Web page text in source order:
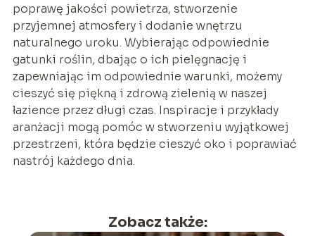
poprawę jakości powietrza, stworzenie
przyjemnej atmosfery i dodanie wnętrzu
naturalnego uroku. Wybierając odpowiednie
gatunki roślin, dbając o ich pielęgnację i
zapewniając im odpowiednie warunki, możemy
cieszyć się piękną i zdrową zielenią w naszej
łazience przez długi czas. Inspiracje i przykłady
aranżacji mogą pomóc w stworzeniu wyjątkowej
przestrzeni, która będzie cieszyć oko i poprawiać
nastrój każdego dnia.
Zobacz także: